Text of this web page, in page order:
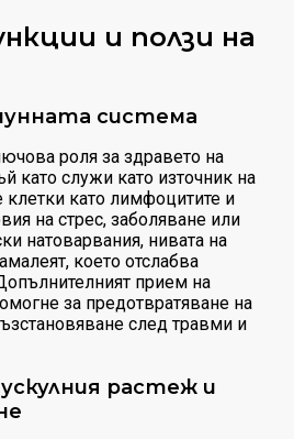
и ползи на
система
роля за здравето на
като служи като източник на
клетки като лимфоцитите и
на стрес, заболяване или
натоварвания, нивата на
което отслабва
прием на
за предотвратяване на
след травми и
растеж и